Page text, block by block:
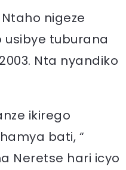
Ntaho nigeze
usibye tuburana
Nta nyandiko
ikirego
bati, “
Neretse hari icyo